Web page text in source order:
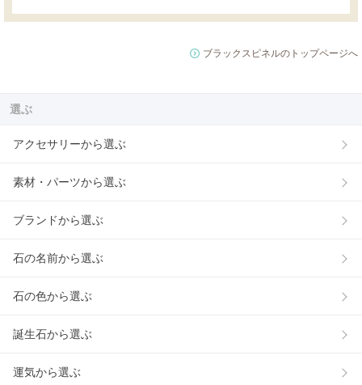
ブラックスピネルのトップページへ
選ぶ
アクセサリーから選ぶ
素材・パーツから選ぶ
ブランドから選ぶ
石の名前から選ぶ
石の色から選ぶ
誕生石から選ぶ
運気から選ぶ